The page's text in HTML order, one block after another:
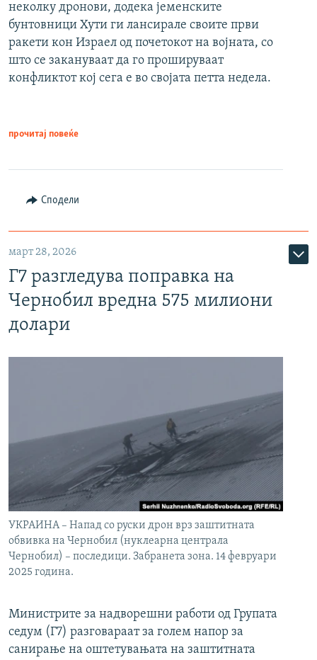
неколку дронови, додека јеменските
бунтовници Хути ги лансирале своите први
ракети кон Израел од почетокот на војната, со
што се закануваат да го прошируваат
конфликтот кој сега е во својата петта недела.
прочитај повеќе
Сподели
март 28, 2026
Г7 разгледува поправка на
Чернобил вредна 575 милиони
долари
УКРАИНА – Напад со руски дрон врз заштитната
обвивка на Чернобил (нуклеарна централа
Чернобил) – последици. Забранета зона. 14 февруари
2025 година.
Министрите за надворешни работи од Групата
седум (Г7) разговараат за голем напор за
санирање на оштетувањата на заштитната